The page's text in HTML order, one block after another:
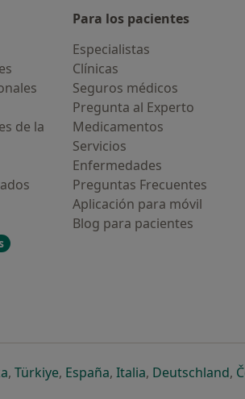
de la
Para los pacientes
Especialistas
Clínicas
Seguros médicos
Pregunta al Experto
Medicamentos
Servicios
Enfermedades
Preguntas Frecuentes
Aplicación para móvil
Blog para pacientes
se abre en una nueva pestaña
, Türkiyese abre en una nueva pestaña
, Españase abre en una nueva
, Italiase abre en una
, Deutschland,